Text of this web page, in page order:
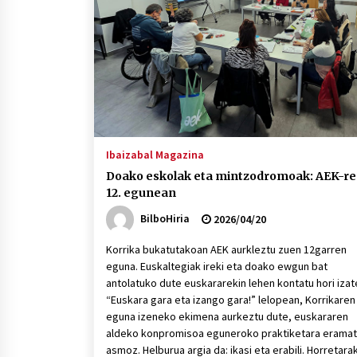
protagonista
2026/07/16
POTTO: San Pedro jaietako bertso-
saioa
2026/07/09
Auritz Iñurrietaren margoak
ikusgai Uribitarte40 aretoan
Ibaizabal Magazina
Doako eskolak eta mintzodromoak: AEK-
12. egunean
BilboHiria
2026/04/20
Korrika bukatutakoan AEK aurkleztu zuen 12garren
eguna. Euskaltegiak ireki eta doako ewgun bat
antolatuko dute euskararekin lehen kontatu hori
“Euskara gara eta izango gara!” lelopean, Korrikaren
eguna izeneko ekimena aurkeztu dute, euskararen
aldeko konpromisoa eguneroko praktiketara
asmoz. Helburua argia da: ikasi eta erabili.